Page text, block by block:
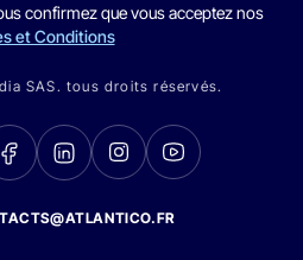
confirmez que vous acceptez nos
et Conditions
SAS. tous droits réservés.